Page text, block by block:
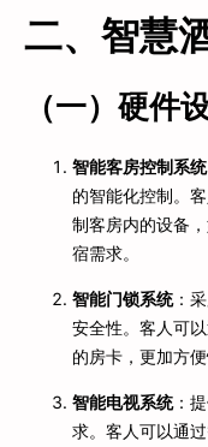
二、智慧
（一）硬件
智能客房控制系统
的智能化控制。
制客房内的设备
宿需求。
智能门锁系统：
安全性。客人可
的房卡，更加方便
智能电视系统：
求。客人可以通